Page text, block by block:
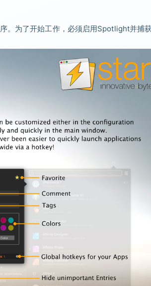
。为了开始工作，必须启用Spotlight并捕